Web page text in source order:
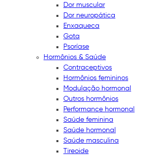
Dor muscular
Dor neuropática
Enxaqueca
Gota
Psoríase
Hormônios & Saúde
Contraceptivos
Hormônios femininos
Modulação hormonal
Outros hormônios
Performance hormonal
Saúde feminina
Saúde hormonal
Saúde masculina
Tireoide